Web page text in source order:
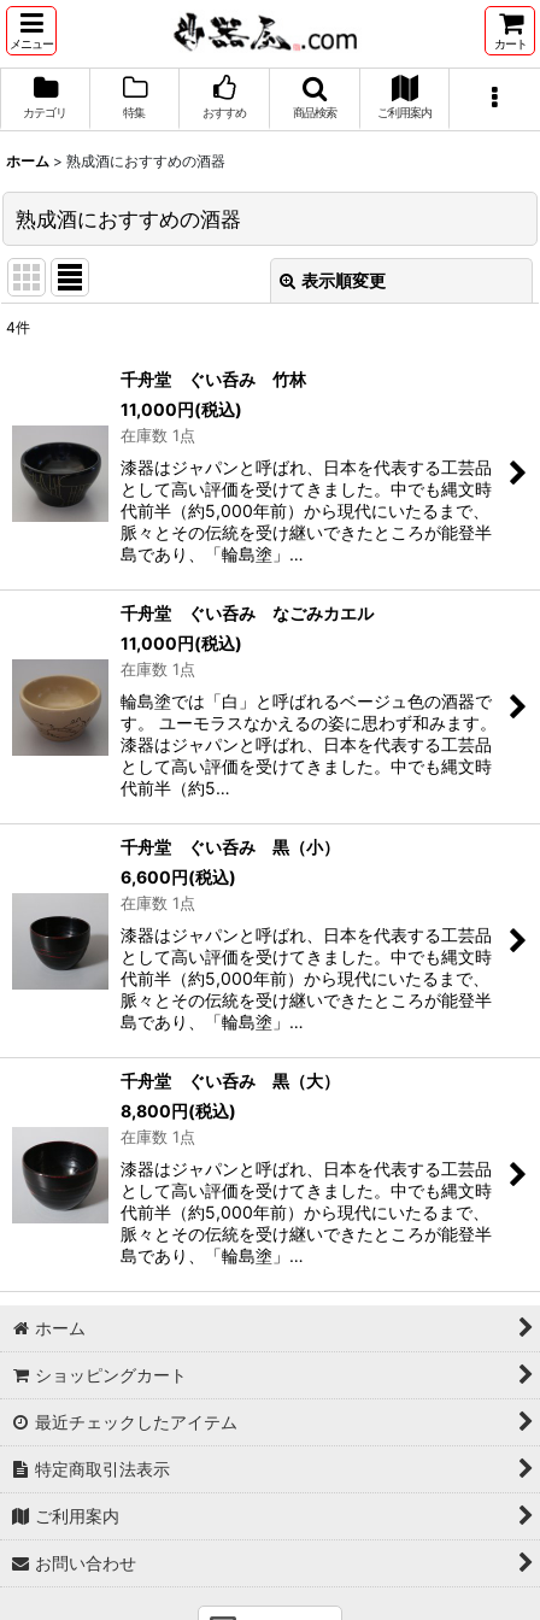
メニュー カート
カテゴリ 特集 おすすめ 商品検索 ご利用案内
ホーム > 熟成酒におすすめの酒器
熟成酒におすすめの酒器
表示順変更
絞り込む
4件
千舟堂 ぐい呑み 竹林
11,000円(税込)
在庫数 1点
漆器はジャパンと呼ばれ、日本を代表する工芸品
として高い評価を受けてきました。中でも縄文時
代前半（約5,000年前）から現代にいたるまで、
脈々とその伝統を受け継いできたところが能登半
島であり、「輪島塗」…
千舟堂 ぐい呑み なごみカエル
11,000円(税込)
在庫数 1点
輪島塗では「白」と呼ばれるベージュ色の酒器で
す。 ユーモラスなかえるの姿に思わず和みます。
漆器はジャパンと呼ばれ、日本を代表する工芸品
として高い評価を受けてきました。中でも縄文時
代前半（約5…
千舟堂 ぐい呑み 黒（小）
6,600円(税込)
在庫数 1点
漆器はジャパンと呼ばれ、日本を代表する工芸品
として高い評価を受けてきました。中でも縄文時
代前半（約5,000年前）から現代にいたるまで、
脈々とその伝統を受け継いできたところが能登半
島であり、「輪島塗」…
千舟堂 ぐい呑み 黒（大）
8,800円(税込)
在庫数 1点
漆器はジャパンと呼ばれ、日本を代表する工芸品
として高い評価を受けてきました。中でも縄文時
代前半（約5,000年前）から現代にいたるまで、
脈々とその伝統を受け継いできたところが能登半
島であり、「輪島塗」…
ホーム
ショッピングカート
最近チェックしたアイテム
特定商取引法表示
ご利用案内
お問い合わせ